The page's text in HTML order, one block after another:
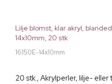
Lilje blomst, klar akryl,
14x10mm, 20 stk
16150E-14x10mm
20 stk., Akrylperler, lilje-